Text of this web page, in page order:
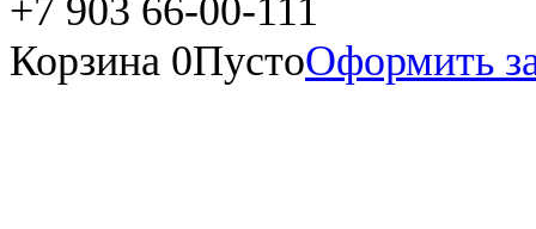
+7 903 66-00-111
Корзина 0ПустоОформить